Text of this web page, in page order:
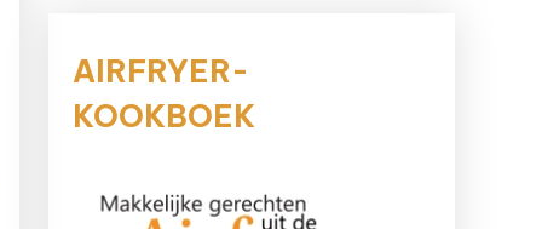
AIRFRYER-
KOOKBOEK